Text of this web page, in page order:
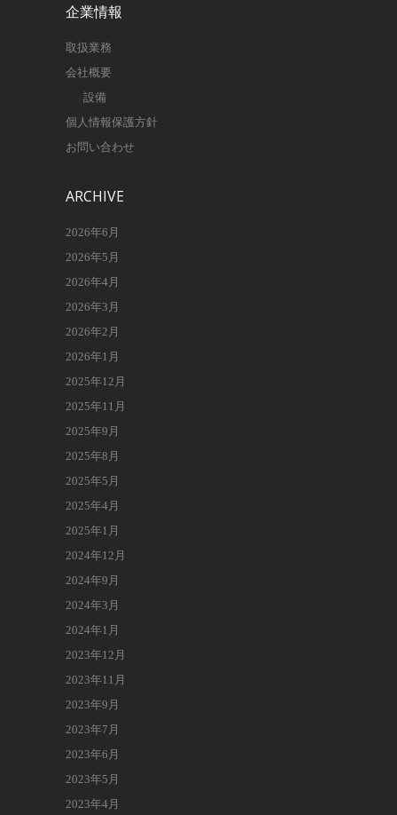
企業情報
取扱業務
会社概要
設備
個人情報保護方針
お問い合わせ
ARCHIVE
2026年6月
2026年5月
2026年4月
2026年3月
2026年2月
2026年1月
2025年12月
2025年11月
2025年9月
2025年8月
2025年5月
2025年4月
2025年1月
2024年12月
2024年9月
2024年3月
2024年1月
2023年12月
2023年11月
2023年9月
2023年7月
2023年6月
2023年5月
2023年4月